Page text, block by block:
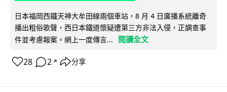
日本福岡西鐵天神大牟田線兩個車站，8 月 4 日廣播系統離奇
播出粗俗歌聲，西日本鐵道懷疑遭第三方非法入侵，正調查事
件並考慮報案。網上一度傳言...
閱讀全文
28 2 ↗ 分享